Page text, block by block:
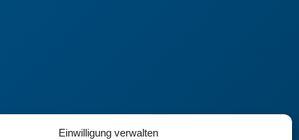
Einwilligung verwalten